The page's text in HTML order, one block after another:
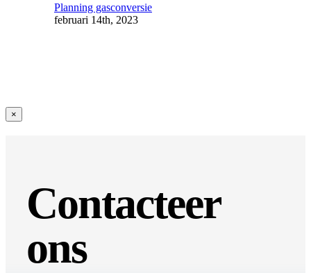
Planning gasconversie
februari 14th, 2023
Close
product
×
Contacteer
ons